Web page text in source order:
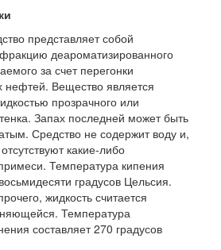
представляет собой
деароматизированного
за счет перегонки
нефтей. Вещество является
прозрачного или
Запах последней может быть
Средство не содержит воду и,
какие-либо
Температура кипения
градусов Цельсия.
жидкость считается
Температура
составляет 270 градусов